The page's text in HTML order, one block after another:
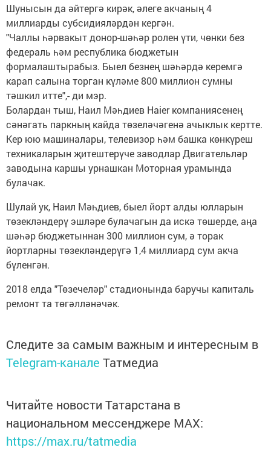
Шунысын да әйтергә кирәк, әлеге акчаның 4
миллиарды субсидияләрдән кергән.
"Чаллы һәрвакыт донор-шәһәр ролен үти, чөнки без
федераль һәм республика бюджетын
формалаштырабыз. Быел безнең шәһәрдә керемгә
карап салына торган күләме 800 миллион сумны
тәшкил итте",- ди мэр.
Болардан тыш, Наил Мәһдиев Haier компаниясенең
сәнәгать паркның кайда төзеләчәгенә ачыклык кертте.
Кер юю машиналары, телевизор һәм башка көнкүреш
техникаларын җитештерүче заводлар Двигательләр
заводына каршы урнашкан Моторная урамында
булачак.
Шулай ук, Наил Мәһдиев, быел йорт алды юлларын
төзекләндерү эшләре булачагын да искә төшерде, аңа
шәһәр бюджетыннан 300 миллион сум, ә торак
йортларны төзекләндерүгә 1,4 миллиард сум акча
бүленгән.
2018 елда "Төзечеләр" стадионында баручы капиталь
ремонт та төгәлләнәчәк.
Следите за самым важным и интересным в
Telegram-канале Татмедиа
Читайте новости Татарстана в
национальном мессенджере MАХ:
https://max.ru/tatmedia